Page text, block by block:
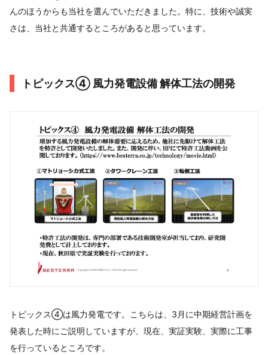
んのほうからも当社を選んでいただきました。特に、技術や誠実
さは、当社と共通するところがあると思っています。
トピックス④ 風力発電設備 解体工法の開発
トピックス④は風力発電です。こちらは、3月に中期経営計画を
発表した時にご説明していますが、現在、実証実験、実際に工事
を行っているところです。